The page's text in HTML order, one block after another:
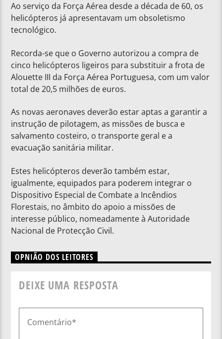
Ao serviço da Força Aérea desde a década de 60, os
helicópteros já apresentavam um obsoletismo
tecnológico.
Recorda-se que o Governo autorizou a compra de
cinco helicópteros ligeiros para substituir a frota de
Alouette III da Força Aérea Portuguesa, com um valor
total de 20,5 milhões de euros.
As novas aeronaves deverão estar aptas a garantir a
instrução de pilotagem, as missões de busca e
salvamento costeiro, o transporte geral e a
evacuação sanitária militar.
Estes helicópteros deverão também estar,
igualmente, equipados para poderem integrar o
Dispositivo Especial de Combate a Incêndios
Florestais, no âmbito do apoio a missões de
interesse público, nomeadamente à Autoridade
Nacional de Protecção Civil.
OPNIÃO DOS LEITORES
DEIXE UMA RESPOSTA